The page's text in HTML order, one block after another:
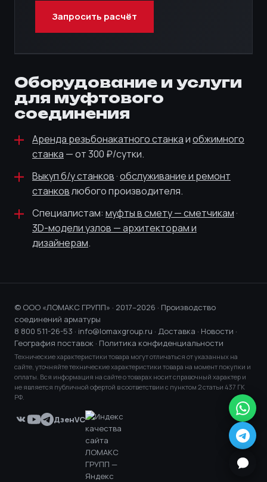
Запросить расчёт
Оборудование и услуги
для муфтового
соединения
Аренда резьбонакатного станкаиобжимного
станка — от 300 ₽/сутки.
Выкуп б/у станков ·обслуживание и ремонт
станковлюбого производителя.
Специалистам: муфты в смету — сметчикам ·
3D-модели узлов — архитекторам и
дизайнерам.
© ООО «ЛОМАКС ГРУПП» · 2017–2026 · Производство
соединений арматуры
8 800 511-26-53 · info@lomaxgroup.ru · Доставка · Новости ·
География поставок · Политика конфиденциальности
Технические характеристики товара могут отличаться от указанных на
сайте, уточняйте технические характеристики товара на момент покупки и
оплаты. Вся информация на сайте о товарах носит справочный характер и
не является публичной офертой в соответствии с пунктом 2 статьи 437 ГК
РФ.
ДзенVC